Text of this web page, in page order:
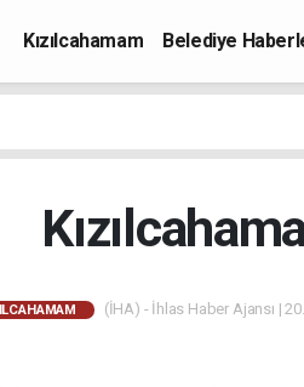
Kızılcahamam Belediye
(İHA) - İhlas Haber Ajansı |